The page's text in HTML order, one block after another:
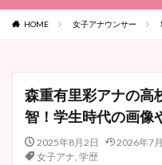
HOME 女子アナウンサー
森重有里彩アナの高
智！学生時代の画
2025年8月2日 2026年7
女子アナ, 学歴